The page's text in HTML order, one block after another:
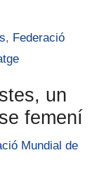
, Federació
un
femení
Mundial de